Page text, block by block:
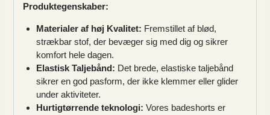
Produktegenskaber:
Materialer af høj Kvalitet: Fremstillet af blød,
strækbar stof, der bevæger sig med dig og sikrer
komfort hele dagen.
Elastisk Taljebånd: Det brede, elastiske taljebånd
sikrer en god pasform, der ikke klemmer eller glider
under aktiviteter.
Hurtigtørrende teknologi: Vores badeshorts er